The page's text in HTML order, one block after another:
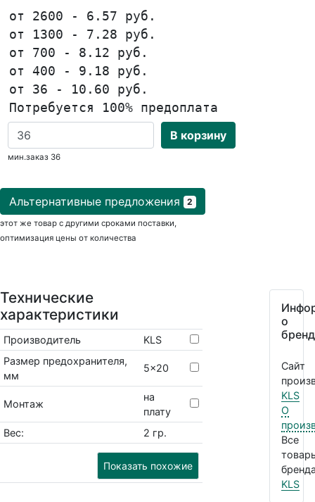
от 2600 - 6.57 руб.
от 1300 - 7.28 руб.
от 700 - 8.12 руб.
от 400 - 9.18 руб.
от 36 - 10.60 руб.
Потребуется 100% предоплата
В корзину
мин.заказ 36
Альтернативные предложения 2
этот же товар с другими сроками поставки,
оптимизация цены от количества
Технические
характеристики
Производитель
KLS
Размер предохранителя,
мм
5x20
Монтаж
на
плату
Вес:
2 гр.
Показать похожие
о
Сайт
KLS
О
Все
KLS